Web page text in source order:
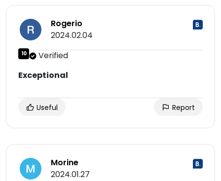
Rogerio
2024.02.04
10
Verified
Exceptional
Useful Report
Morine
2024.01.27